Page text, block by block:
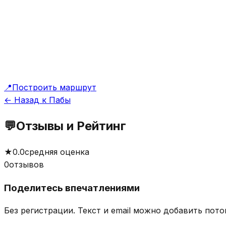
📍Построить маршрут
← Назад к Пабы
💬Отзывы и Рейтинг
★0.0средняя оценка
0отзывов
Поделитесь впечатлениями
Без регистрации. Текст и email можно добавить